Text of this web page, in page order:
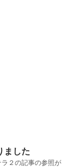
ました
２の記事の参照が